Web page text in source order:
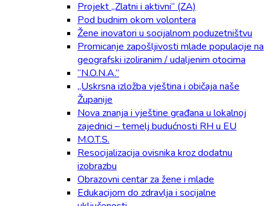
Projekt „Zlatni i aktivni“ (ZA)
Pod budnim okom volontera
Žene inovatori u socijalnom poduzetništvu
Promicanje zapošljivosti mlade populacije na
geografski izoliranim / udaljenim otocima
“N.O.N.A.”
„Uskrsna izložba vještina i običaja naše
Županije
Nova znanja i vještine građana u lokalnoj
zajednici – temelj budućnosti RH u EU
M.O.T.S.
Resocijalizacija ovisnika kroz dodatnu
izobrazbu
Obrazovni centar za žene i mlade
Edukacijom do zdravlja i socijalne